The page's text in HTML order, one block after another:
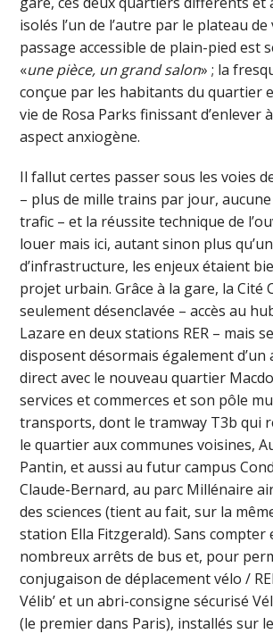
isolés l’un de l’autre par le plateau de
passage accessible de plain-pied est
«une pièce, un grand salon» ; la
conçue par les habitants du quartier
vie de Rosa Parks finissant d’enlever
aspect anxiogène.
Il fallut certes passer sous les voies
– plus de mille trains par jour,
trafic – et la réussite technique de
louer mais ici, autant sinon plus
d’infrastructure, les enjeux étaient
projet urbain. Grâce à la gare, la Cité
seulement désenclavée – accès au
Lazare en deux stations RER – mais
disposent désormais également d’un
direct avec le nouveau quartier
services et commerces et son pôle
transports, dont le tramway T3b qui
le quartier aux communes voisines,
Pantin, et aussi au futur campus
Claude-Bernard, au parc Millénaire
des sciences (tient au fait, sur la
station Ella Fitzgerald). Sans compter
nombreux arrêts de bus et, pour
conjugaison de déplacement vélo /
Vélib’ et un abri-consigne sécurisé
(le premier dans Paris), installés sur